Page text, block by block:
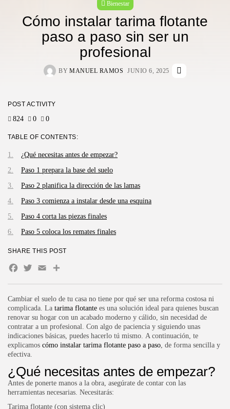
Bienestar
Cómo instalar tarima flotante
paso a paso sin ser un
profesional
BY MANUEL RAMOS JUNIO 6, 2025
Cambiar el suelo de tu casa no tiene por qué ser una reforma costosa ni
complicada. La tarima flotante es una solución ideal para quienes buscan
renovar su hogar con un acabado moderno y cálido, sin necesidad de
contratar a un profesional. Con algo de paciencia y siguiendo unas
indicaciones básicas, puedes hacerlo tú mismo. A continuación, te
explicamos cómo instalar tarima flotante paso a paso , de forma sencilla y
efectiva.
¿Qué necesitas antes de empezar?
Antes de ponerte manos a la obra, asegúrate de contar con las
herramientas necesarias. Necesitarás:
Tarima flotante (con sistema clic)
POST ACTIVITY
824 0 0
TABLE OF CONTENTS:
¿Qué necesitas antes de empezar?
Paso 1 prepara la base del suelo
Paso 2 planifica la dirección de las lamas
Paso 3 comienza a instalar desde una esquina
Paso 4 corta las piezas finales
Paso 5 coloca los remates finales
SHARE THIS POST
Facebook
Twitter
EmailCompartir